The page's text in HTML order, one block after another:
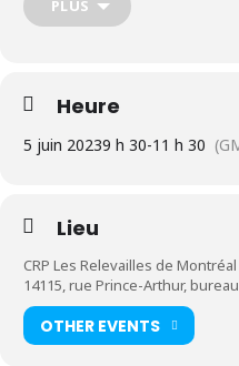
Contribution demandée
Inscription requise
La période d’inscription
précédent l’activité.
PLUS
Heure
5 juin 20239 h 30-11 h 30
Lieu
CRP Les Relevailles de Montréal
14115, rue Prince-Arthur, bureau
OTHER EVENTS